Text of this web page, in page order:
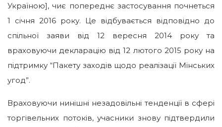
Україною], чиє попереднє застосування почнеться
1 січня 2016 року. Це відбувається відповідно до
спільної заяви від 12 вересня 2014 року та
враховуючи декларацію від 12 лютого 2015 року на
підтримку “Пакету заходів щодо реалізації Мінських
угод”.
Враховуючи нинішні незадовільні тенденції в сфері
торгівельних потоків, учасники знову підтвердили